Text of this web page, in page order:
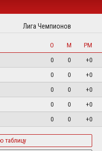
Лига Чемпионов
О М
РМ
0 0
+0
0 0
+0
0 0
+0
0 0
+0
0 0 +0
таблицу